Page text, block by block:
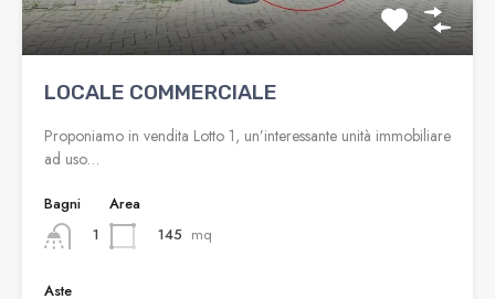
LOCALE COMMERCIALE
Proponiamo in vendita Lotto 1, un’interessante unità immobiliare
ad uso…
Bagni
1
Area
145 mq
Aste